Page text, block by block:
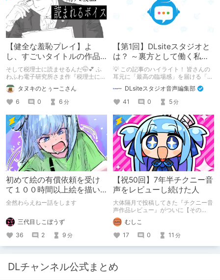
【健全な羞恥プレイ】よ
し、すごいタイトルの作品
をまた買おう。【湧き上が
る不健全な気持ち】
そして税理士に読ませるんだ🤭💕 ふ
わふわ電子研究所さま作『税理士に購
入履歴読まれるボイス』の感想レビュ
ーです！タヌキのとぅーこさん
6
0 6 分
【第1回】DLsiteスタジオと
は？ ～裏方として働く私た
ちの紹介
💡 この記事のハイライト！ 皆さんの
耳元に「最高の臨場感」を届ける「サ
舞台裏を大公開！ スマートな専門
職……と思いきや、実態は「音の変態
（褒め言葉）」が集まるチーム！？
成人男性スタッフがダミヘに抱きつ
き、スタジオにアダルトグッズが転が
る超大真面目な理由とは？ クオリテ
ィ向上のための、ちょっとシュールな
（？）試行錯誤をたっぷりご紹介しま
す！
DLsiteスタジオ音声編集部
41
0 5分
初めて絵の有償依頼を受け
て１００時間以上絵を描い
た話
全然わらえねー話をします
三代目しこぼうず
36
2 9 分
【祝50回】7年半チクニー音
声をレビューし続けた人
大体隔月で投稿してきた『チクニー音
声作品レビュー』がついに【その
50】を迎えました！ 約7年半チクニー
し続け、おシコり報告をしてきただけ
ですけど記念は記念。 皆様への感謝
を伝えたり、これまでの投稿を振り返
ります。
むしこ
17
0 11 分
DLチャンネル公式まとめ